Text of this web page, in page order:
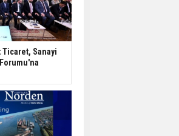
Ticaret, Sanayi